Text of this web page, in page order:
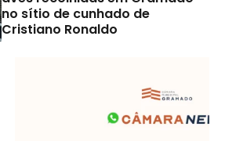
no sítio de cunhado de
Cristiano Ronaldo